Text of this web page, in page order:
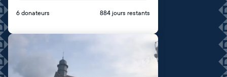
6 donateurs 884 jours restants